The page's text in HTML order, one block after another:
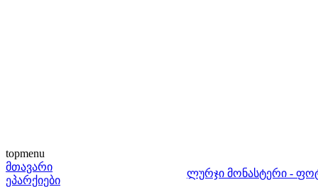
topmenu
მთავარი
ეპარქიები
ლურჯი მონასტერი -